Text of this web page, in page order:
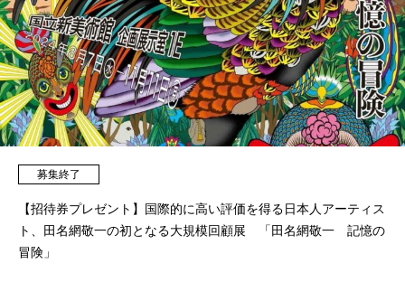
募集終了
【招待券プレゼント】国際的に高い評価を得る日本人アーティス
ト、田名網敬一の初となる大規模回顧展 「田名網敬一 記憶の
冒険」